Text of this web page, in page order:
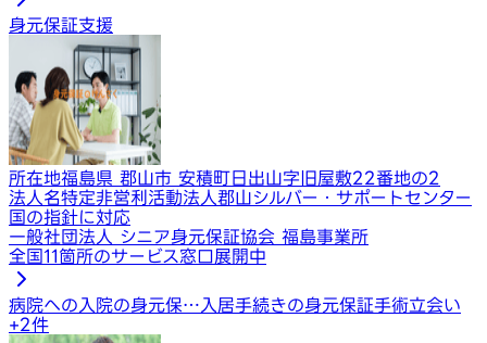
身元保証支援
所在地福島県 郡山市 安積町日出山字旧屋敷22番地の2
法人名特定非営利活動法人郡山シルバー・サポートセンター
国の指針に対応
一般社団法人 シニア身元保証協会 福島事業所
全国11箇所のサービス窓口展開中
病院への入院の身元保… 入居手続きの身元保証手術立会い
+2件